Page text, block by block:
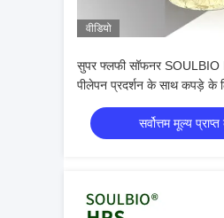
वीडियो
सुपर फ्लफी सॉफनर
पीलेपन प्रदर्शन के साथ कपड़े के
फ्लफी और नरम हैंडल प्रदान
सर्वोत्तम मूल्य